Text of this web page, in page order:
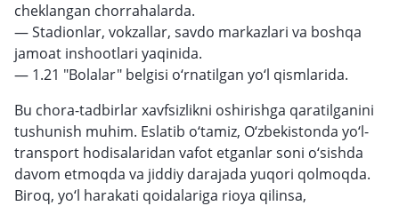
cheklangan chorrahalarda.
— Stadionlar, vokzallar, savdo markazlari va boshqa
jamoat inshootlari yaqinida.
— 1.21 "Bolalar" belgisi o‘rnatilgan yo‘l qismlarida.
Bu chora-tadbirlar xavfsizlikni oshirishga qaratilganini
tushunish muhim. Eslatib o‘tamiz, O‘zbekistonda yo‘l-
transport hodisalaridan vafot etganlar soni o‘sishda
davom etmoqda va jiddiy darajada yuqori qolmoqda.
Biroq, yo‘l harakati qoidalariga rioya qilinsa,